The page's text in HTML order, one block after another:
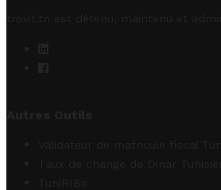
trovit.tn est détenu, maintenu et
Autres Outils
Validateur de matricule fiscal
Taux de change de Dinar Tunisien
TuniRIBs